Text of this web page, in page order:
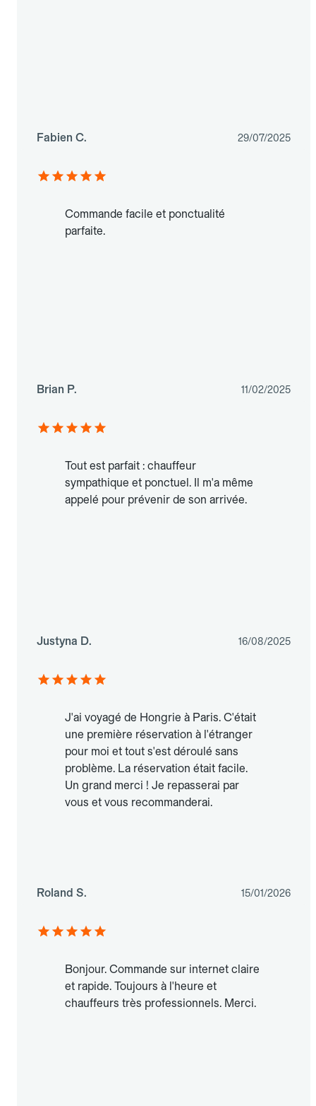
Fabien C. 29/07/2025
Commande facile et ponctualité
parfaite.
Brian P. 11/02/2025
Tout est parfait : chauffeur
sympathique et ponctuel. Il m'a même
appelé pour prévenir de son arrivée.
Justyna D. 16/08/2025
J'ai voyagé de Hongrie à Paris. C'était
une première réservation à l'étranger
pour moi et tout s'est déroulé sans
problème. La réservation était facile.
Un grand merci ! Je repasserai par
vous et vous recommanderai.
Roland S. 15/01/2026
Bonjour. Commande sur internet claire
et rapide. Toujours à l'heure et
chauffeurs très professionnels. Merci.